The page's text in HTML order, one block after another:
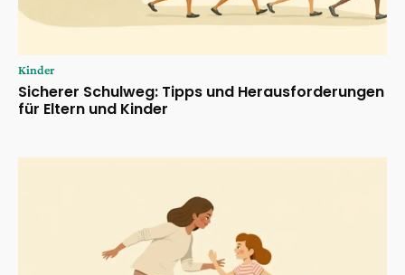
Kinder
Sicherer Schulweg: Tipps und Herausforderungen
für Eltern und Kinder